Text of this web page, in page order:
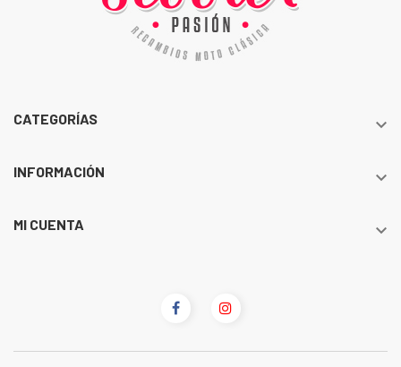
CATEGORÍAS 
INFORMACIÓN 
MI CUENTA 